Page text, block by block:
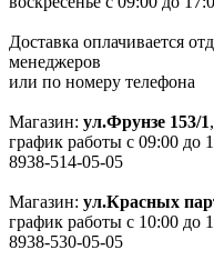
Доставка оплачивается
менеджеров
или по номеру телефона
Магазин: ул.Фрунзе 153/1,
график работы с 09:00 до
8938-514-05-05
Магазин: ул.Красных
график работы с 10:00 до
8938-530-05-05